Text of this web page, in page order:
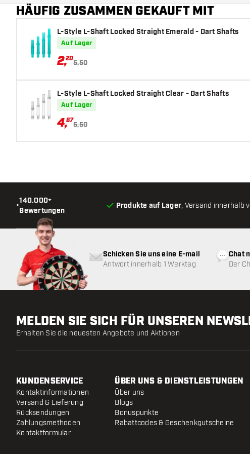
HÄUFIG ZUSAMMEN GEKAUFT MIT
L-Style L-Shaft Locked Straight Emerald - Dart Shafts
Auf Lager
2,20
5,50
L-Style L-Shaft Locked Straight Clear - Dart Shafts
Auf Lager
4,67
5,50
•
140.000+
Bewertungen
Produkte auf Lager, Versand innerhalb
Schicken Sie uns eine E-mail
Antwort innerhalb 1 Werktag
Chat
Der
MELDEN SIE SICH FÜR UNSEREN
Erhalten Sie die neuesten Angebote und Aktionen
KUNDENSERVICE
Kontaktinformationen
Versand & Lieferung
Rücksendungen
Zahlungsmethoden
Kontaktformular
ÜBER UNS & DIENSTLEISTUNGEN
Über uns
Blogs
Bonuspunkte
Rabattcodes & Geschenkgutscheine